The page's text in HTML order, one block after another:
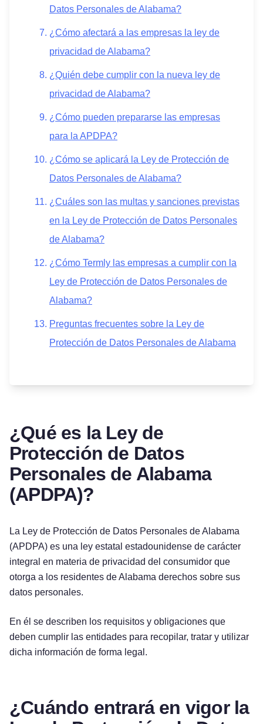
Datos Personales de Alabama?
¿Cómo afectará a las empresas la ley de
privacidad de Alabama?
¿Quién debe cumplir con la nueva ley de
privacidad de Alabama?
¿Cómo pueden prepararse las empresas
para la APDPA?
¿Cómo se aplicará la Ley de Protección de
Datos Personales de Alabama?
¿Cuáles son las multas y sanciones previstas
en la Ley de Protección de Datos Personales
de Alabama?
¿Cómo Termly las empresas a cumplir con la
Ley de Protección de Datos Personales de
Alabama?
Preguntas frecuentes sobre la Ley de
Protección de Datos Personales de Alabama
¿Qué es la Ley de
Protección de Datos
Personales de Alabama
(APDPA)?
La Ley de Protección de Datos Personales de Alabama
(APDPA) es una ley estatal estadounidense de carácter
integral en materia de privacidad del consumidor que
otorga a los residentes de Alabama derechos sobre sus
datos personales.
En él se describen los requisitos y obligaciones que
deben cumplir las entidades para recopilar, tratar y utilizar
dicha información de forma legal.
¿Cuándo entrará en vigor la